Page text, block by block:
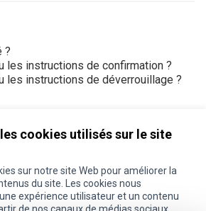
cookies utilisés sur le site
sur notre site Web pour améliorer la
du site. Les cookies nous
expérience utilisateur et un contenu
?
les instructions de confirmation ?
les instructions de déverrouillage ?
sur Instagram